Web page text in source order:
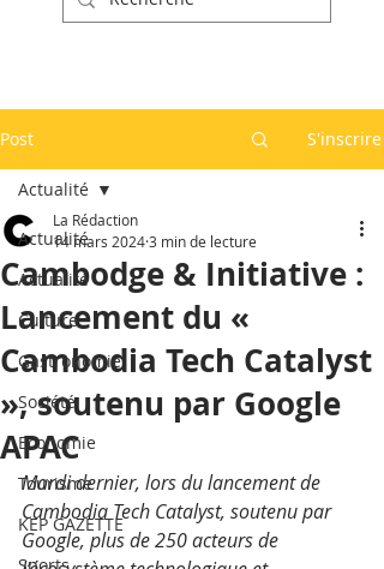
Post S'inscrire
Actualité
Actualité
Culture
Gastronomie
Société
Economie
Tourisme
KEP GAZETTE
Actualité
Cambodge & Initiative :
Lancement du «
Cambodia Tech Catalyst
», soutenu par Google
APAC
La Rédaction
14 mars 20243 min de lecture
Mardi dernier, lors du lancement de
Cambodia Tech Catalyst, soutenu par
Google, plus de 250 acteurs de